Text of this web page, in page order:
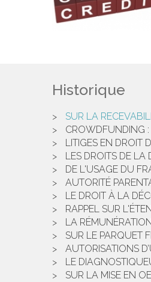
Historique
SUR LA
CROWDFUNDING :
LITIGES EN DROIT
LES DROITS DE LA
DE L'USAGE DU
AUTORITÉ
LE DROIT À LA
RAPPEL SUR
LA
SUR LE PARQUET
AUTORISATIONS
LE
SUR LA MISE EN